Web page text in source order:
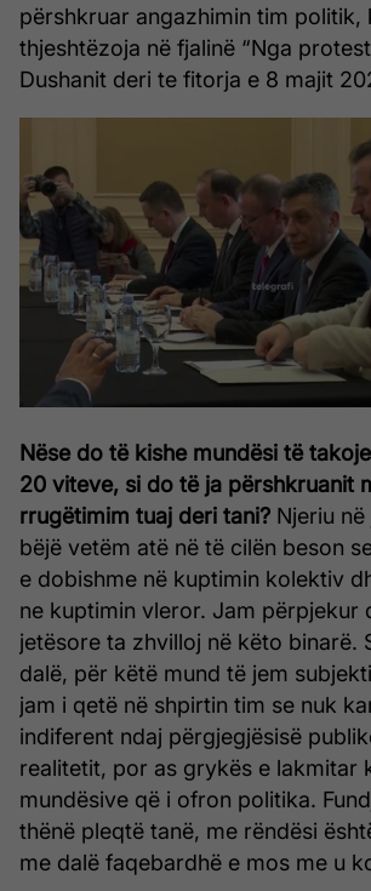
përshkruar angazhimin tim politik,
thjeshtëzoja në fjalinë “Nga
Dushanit deri te fitorja e 8 majit
Nëse do të kishe mundësi të
20 viteve, si do të ja përshkruanit
rrugëtimim tuaj deri tani? Njeriu
bëjë vetëm atë në të cilën beson
e dobishme në kuptimin kolektiv
ne kuptimin vleror. Jam përpjekur
jetësore ta zhvilloj në këto binarë.
dalë, për këtë mund të jem
jam i qetë në shpirtin tim se nuk
indiferent ndaj përgjegjësisë
realitetit, por as grykës e lakmitar
mundësive që i ofron politika.
thënë pleqtë tanë, me rëndësi
me dalë faqebardhë e mos me u